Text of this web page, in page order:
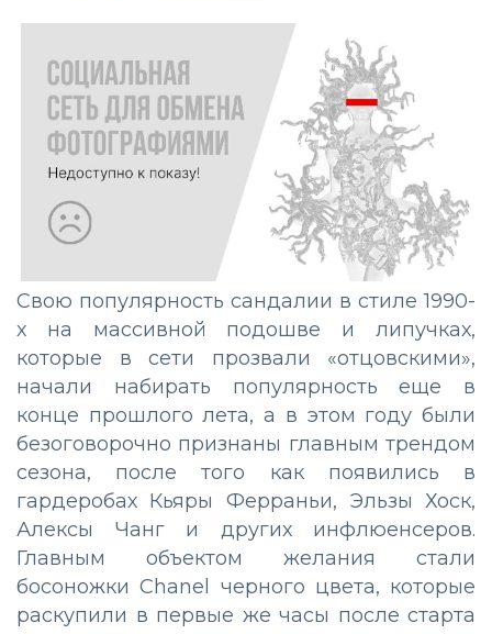
Свою популярность сандалии в стиле 1990-
х на массивной подошве и липучках,
которые в сети прозвали «отцовскими»,
начали набирать популярность еще в
конце прошлого лета, а в этом году были
безоговорочно признаны главным трендом
сезона, после того как появились в
гардеробах Кьяры Ферраньи, Эльзы Хоск,
Алексы Чанг и других инфлюенсеров.
Главным объектом желания стали
босоножки Chanel черного цвета, которые
раскупили в первые же часы после старта